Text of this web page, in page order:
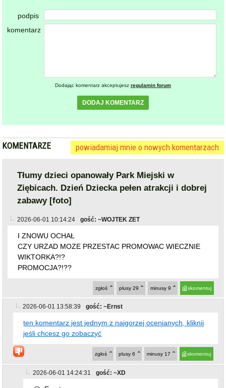
podpis
komentarz
Dodając komentarz akceptujesz regulamin forum
DODAJ KOMENTARZ
KOMENTARZE powiadamiaj mnie o nowych komentarzach
Tłumy dzieci opanowały Park Miejski w
Ziębicach. Dzień Dziecka pełen atrakcji i dobrej
zabawy [foto]
2026-06-01 10:14:24 gość: ~WOJTEK ZET
I ZNOWU OCHAŁ
CZY URZAD MOZE PRZESTAC PROMOWAC WIECZNIE
WIKTORKA?!?
PROMOCJA?!??
skomentuj
minusy 9
plusy 29
zgłoś
2026-06-01 13:58:39 gość: ~Ernst
ten komentarz jest jednym z najgorzej ocenianych, kliknij
jeśli chcesz go zobaczyć
skomentuj
minusy 17
plusy 6
zgłoś
2026-06-01 14:24:31 gość: ~XD